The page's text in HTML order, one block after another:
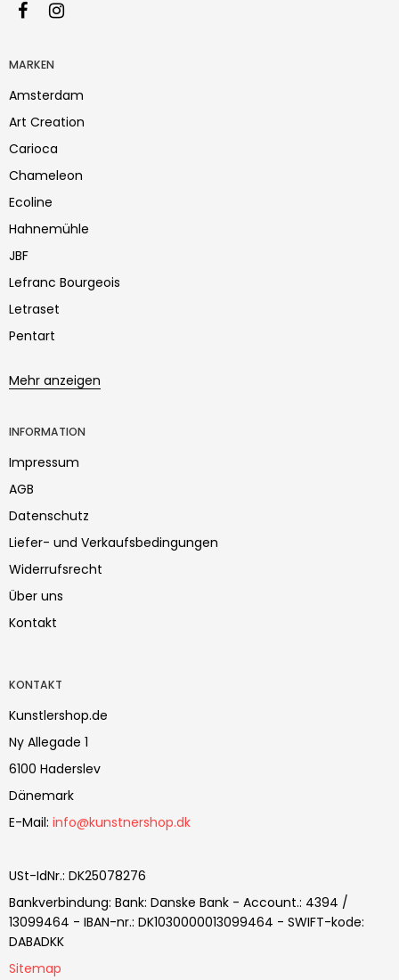
MARKEN
Amsterdam
Art Creation
Carioca
Chameleon
Ecoline
Hahnemühle
JBF
Lefranc Bourgeois
Letraset
Pentart
Mehr anzeigen
INFORMATION
Impressum
AGB
Datenschutz
Liefer- und Verkaufsbedingungen
Widerrufsrecht
Über uns
Kontakt
KONTAKT
Kunstlershop.de
Ny Allegade 1
6100 Haderslev
Dänemark
E-Mail: info@kunstnershop.dk
USt-IdNr.: DK25078276
Bankverbindung: Bank: Danske Bank - Account.: 4394 /
13099464 - IBAN-nr.: DK1030000013099464 - SWIFT-kode:
DABADKK
Sitemap